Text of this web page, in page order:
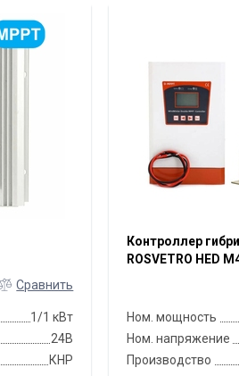
Сравнить
1/1 кВт
24В
КНР
Контроллер
ROSVETRO HED
Ном. мощность
Ном. напряжение
Производство